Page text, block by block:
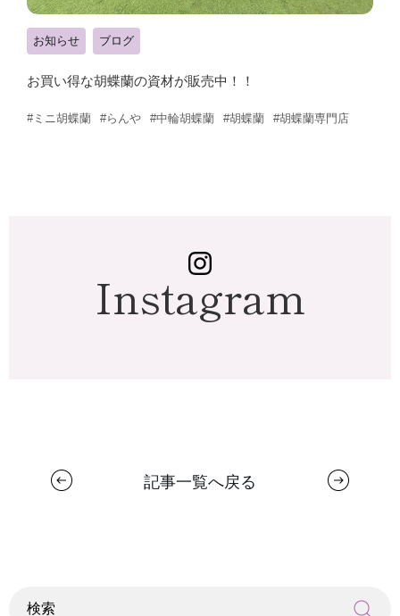
お知らせ ブログ
お買い得な胡蝶蘭の資材が販売中！！
#ミニ胡蝶蘭 #らんや #中輪胡蝶蘭 #胡蝶蘭 #胡蝶蘭専門店
Instagram
記事一覧へ戻る